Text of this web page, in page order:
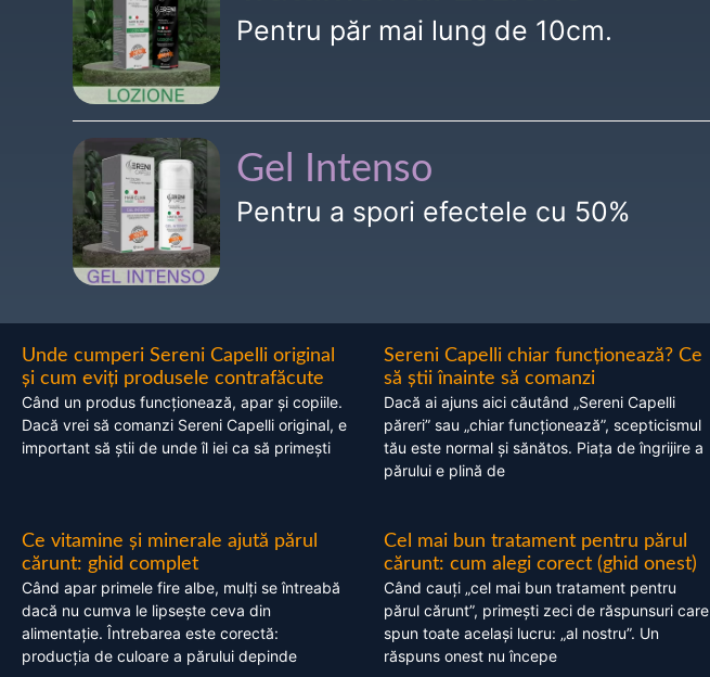
Pentru păr mai lung de 10cm.
Gel Intenso
Pentru a spori efectele cu 50%
Unde cumperi Sereni Capelli original
și cum eviți produsele contrafăcute
Când un produs funcționează, apar și copiile.
Dacă vrei să comanzi Sereni Capelli original, e
important să știi de unde îl iei ca să primești
Sereni Capelli chiar funcționează? Ce
să știi înainte să comanzi
Dacă ai ajuns aici căutând „Sereni Capelli
păreri” sau „chiar funcționează”, scepticismul
tău este normal și sănătos. Piața de îngrijire a
părului e plină de
Ce vitamine și minerale ajută părul
cărunt: ghid complet
Când apar primele fire albe, mulți se întreabă
dacă nu cumva le lipsește ceva din
alimentație. Întrebarea este corectă:
producția de culoare a părului depinde
Cel mai bun tratament pentru părul
cărunt: cum alegi corect (ghid onest)
Când cauți „cel mai bun tratament pentru
părul cărunt”, primești zeci de răspunsuri care
spun toate același lucru: „al nostru”. Un
răspuns onest nu începe